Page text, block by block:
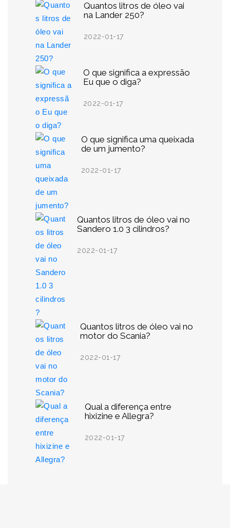
Quantos litros de óleo vai
na Lander 250?
2022-01-17
O que significa a expressão
Eu que o diga?
2022-01-17
O que significa uma queixada
de um jumento?
2022-01-17
Quantos litros de óleo vai no
Sandero 1.0 3 cilindros?
2022-01-17
Quantos litros de óleo vai no
motor do Scania?
2022-01-17
Qual a diferença entre
hixizine e Allegra?
2022-01-17